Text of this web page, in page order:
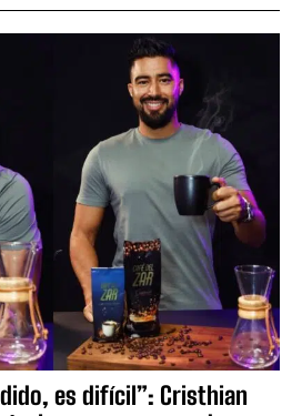
es difícil”: Cristhian